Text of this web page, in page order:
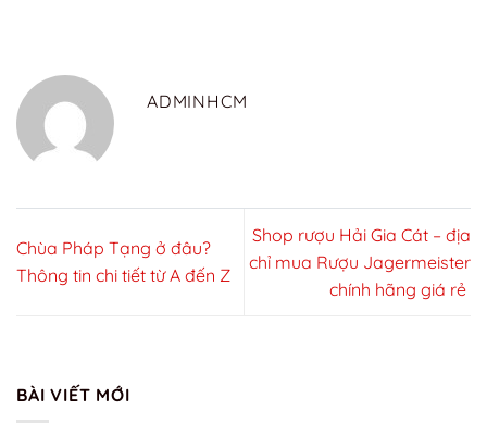
ADMINHCM
Chùa Pháp Tạng ở đâu?
Thông tin chi tiết từ A đến Z
Shop rượu Hải Gia Cát – địa
chỉ mua Rượu Jagermeister
chính hãng giá rẻ
BÀI VIẾT MỚI